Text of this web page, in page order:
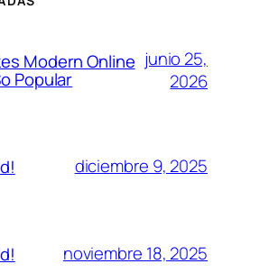
Modern Online
Popular
junio 25,
2026
diciembre 9, 2025
noviembre 18, 2025